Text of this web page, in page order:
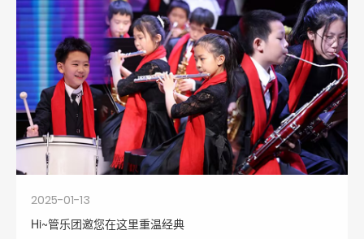
2025-01-13
Hi~管乐团邀您在这里重温经典